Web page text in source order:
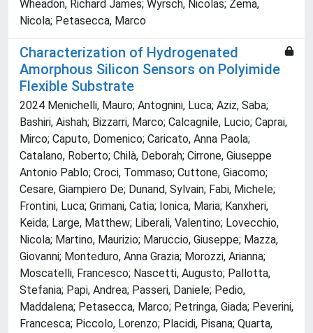
Wheadon, Richard James; Wyrsch, Nicolas; Zema,
Nicola; Petasecca, Marco
Characterization of Hydrogenated
Amorphous Silicon Sensors on Polyimide
Flexible Substrate
2024 Menichelli, Mauro; Antognini, Luca; Aziz, Saba;
Bashiri, Aishah; Bizzarri, Marco; Calcagnile, Lucio; Caprai,
Mirco; Caputo, Domenico; Caricato, Anna Paola;
Catalano, Roberto; Chilà, Deborah; Cirrone, Giuseppe
Antonio Pablo; Croci, Tommaso; Cuttone, Giacomo;
Cesare, Giampiero De; Dunand, Sylvain; Fabi, Michele;
Frontini, Luca; Grimani, Catia; Ionica, Maria; Kanxheri,
Keida; Large, Matthew; Liberali, Valentino; Lovecchio,
Nicola; Martino, Maurizio; Maruccio, Giuseppe; Mazza,
Giovanni; Monteduro, Anna Grazia; Morozzi, Arianna;
Moscatelli, Francesco; Nascetti, Augusto; Pallotta,
Stefania; Papi, Andrea; Passeri, Daniele; Pedio,
Maddalena; Petasecca, Marco; Petringa, Giada; Peverini,
Francesca; Piccolo, Lorenzo; Placidi, Pisana; Quarta,